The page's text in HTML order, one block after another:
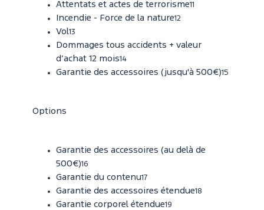
Attentats et actes de terrorisme11
Incendie - Force de la nature12
Vol13
Dommages tous accidents + valeur
d’achat 12 mois14
Garantie des accessoires (jusqu'à 500€)15
Options
Garantie des accessoires (au delà de
500€)16
Garantie du contenu17
Garantie des accessoires étendue18
Garantie corporel étendue19